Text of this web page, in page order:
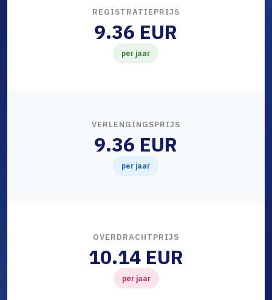
REGISTRATIEPRIJS
9.36 EUR
per jaar
VERLENGINGSPRIJS
9.36 EUR
per jaar
OVERDRACHTPRIJS
10.14 EUR
per jaar